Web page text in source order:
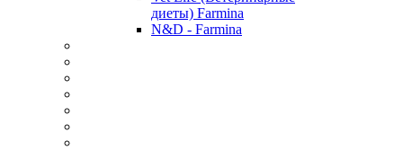
диеты) Farmina
N&D - Farmina